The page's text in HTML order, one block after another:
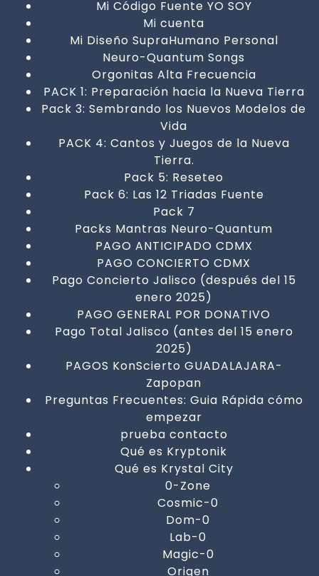
Mi Código Fuente YO SOY
Mi cuenta
Mi Diseño SupraHumano Personal
Neuro-Quantum Songs
Orgonitas Alta Frecuencia
PACK 1: Preparación hacia la Nueva Tierra
Pack 3: Sembrando los Nuevos Modelos de
Vida
PACK 4: Cantos y Juegos de la Nueva
Tierra.
Pack 5: Reseteo
Pack 6: Las 12 Triadas Fuente
Pack 7
Packs Mantras Neuro-Quantum
PAGO ANTICIPADO CDMX
PAGO CONCIERTO CDMX
Pago Concierto Jalisco (después del 15
enero 2025)
PAGO GENERAL POR DONATIVO
Pago Total Jalisco (antes del 15 enero
2025)
PAGOS KonScierto GUADALAJARA-
Zapopan
Preguntas Frecuentes: Guia Rápida cómo
empezar
prueba contacto
Qué es Kryptonik
Qué es Krystal City
0-Zone
Cosmic-0
Dom-0
Lab-0
Magic-0
Origen